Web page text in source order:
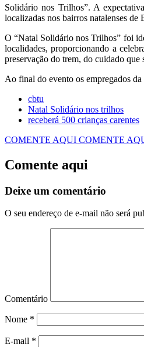
Solidário nos Trilhos”. A
localizadas nos bairros natalenses
O “Natal Solidário nos Trilhos” foi
localidades, proporcionando a
preservação do trem, do cuidado
Ao final do evento os empregados
cbtu
Natal Solidário nos trilhos
receberá 500 crianças carentes
COMENTE AQUI COMENTE
Comente aqui
Deixe um comentário
O seu endereço de e-mail não será
Comentário
Nome *
E-mail *